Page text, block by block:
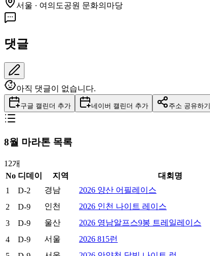
서울 · 여의도공원 문화의마당
댓글
아직 댓글이 없습니다.
구글 캘린더 추가 네이버 캘린더 추가 주소 공유하기
8월 마라톤 목록
12개
No 디데이 지역 대회명
1
D-2 경남 2026 양산 어필레이스
2
D-9 인천 2026 인천 나이트 레이스
3
D-9 울산 2026 영남알프스9봉 트레일레이스
4
D-9 서울 2026 815런